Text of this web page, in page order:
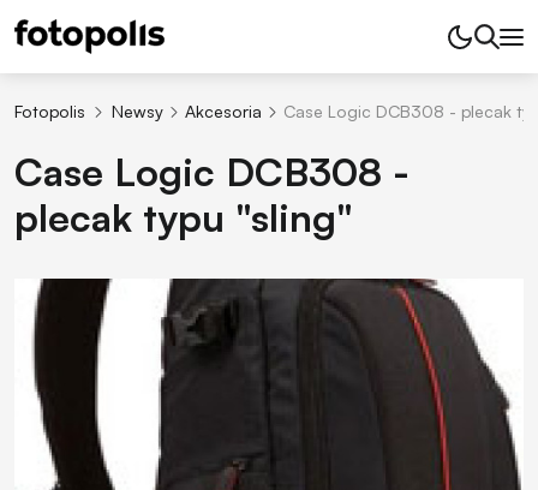
Fotopolis Newsy Akcesoria Case Logic DCB308 - plecak
Case Logic DCB308 -
plecak typu "sling"